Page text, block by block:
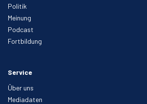
Politik
Meinung
Podcast
Fortbildung
Service
Über uns
Mediadaten